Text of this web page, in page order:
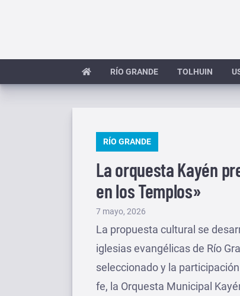
RÍO GRANDE TOLHUIN
PUBLICADO
RÍO GRANDE
La orquesta Kayén
en los Templos»
Publicado
el
7 mayo, 2026
La propuesta cultural se
iglesias evangélicas de Río
seleccionado y la
fe, la Orquesta Municipal